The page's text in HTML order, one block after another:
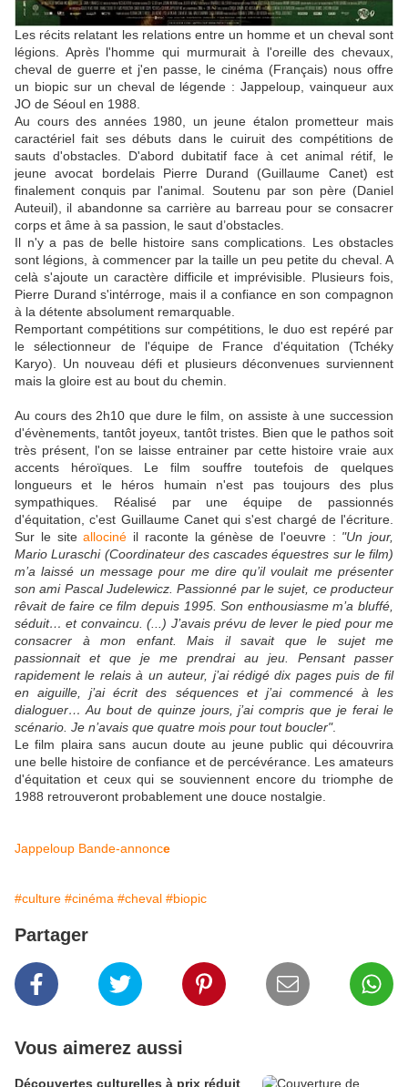
Les récits relatant les relations entre un homme et un cheval sont
légions. Après l'homme qui murmurait à l'oreille des chevaux,
cheval de guerre et j'en passe, le cinéma (Français) nous offre
un biopic sur un cheval de légende : Jappeloup, vainqueur aux
JO de Séoul en 1988.
Au cours des années 1980, un jeune étalon prometteur mais
caractériel fait ses débuts dans le cuiruit des compétitions de
sauts d'obstacles. D'abord dubitatif face à cet animal rétif, le
jeune avocat bordelais Pierre Durand (Guillaume Canet) est
finalement conquis par l'animal. Soutenu par son père (Daniel
Auteuil), il abandonne sa carrière au barreau pour se consacrer
corps et âme à sa passion, le saut d’obstacles.
Il n'y a pas de belle histoire sans complications. Les obstacles
sont légions, à commencer par la taille un peu petite du cheval. A
celà s'ajoute un caractère difficile et imprévisible. Plusieurs fois,
Pierre Durand s'intérroge, mais il a confiance en son compagnon
à la détente absolument remarquable.
Remportant compétitions sur compétitions, le duo est repéré par
le sélectionneur de l'équipe de France d'équitation (Tchéky
Karyo). Un nouveau défi et plusieurs déconvenues surviennent
mais la gloire est au bout du chemin.
Au cours des 2h10 que dure le film, on assiste à une succession
d'évènements, tantôt joyeux, tantôt tristes. Bien que le pathos soit
très présent, l'on se laisse entrainer par cette histoire vraie aux
accents héroïques. Le film souffre toutefois de quelques
longueurs et le héros humain n'est pas toujours des plus
sympathiques. Réalisé par une équipe de passionnés
d'équitation, c'est Guillaume Canet qui s'est chargé de l'écriture.
Sur le siteallociné il raconte la génèse de l'oeuvre : "Un jour,
Mario Luraschi (Coordinateur des cascades équestres sur le film)
m’a laissé un message pour me dire qu’il voulait me présenter
son ami Pascal Judelewicz. Passionné par le sujet, ce producteur
rêvait de faire ce film depuis 1995. Son enthousiasme m’a bluffé,
séduit… et convaincu. (...) J’avais prévu de lever le pied pour me
consacrer à mon enfant. Mais il savait que le sujet me
passionnait et que je me prendrai au jeu. Pensant passer
rapidement le relais à un auteur, j’ai rédigé dix pages puis de fil
en aiguille, j’ai écrit des séquences et j’ai commencé à les
dialoguer… Au bout de quinze jours, j’ai compris que je ferai le
scénario. Je n’avais que quatre mois pour tout boucler".
Le film plaira sans aucun doute au jeune public qui découvrira
une belle histoire de confiance et de percévérance. Les amateurs
d'équitation et ceux qui se souviennent encore du triomphe de
1988 retrouveront probablement une douce nostalgie.
Jappeloup Bande-annonce
#culture #cinéma #cheval #biopic
Partager
Vous aimerez aussi
Découvertes culturelles à prix réduit